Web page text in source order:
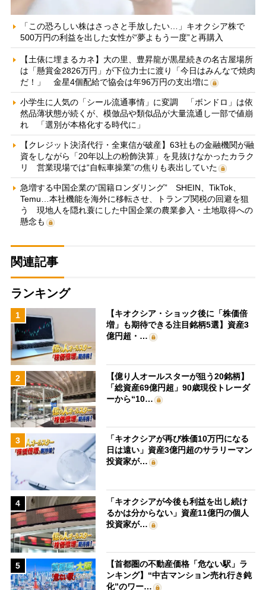
「この恐ろしい株はさっさと手放したい…」キオクシア株で
500万円の利益を出した女性が“夢よもう一度”と再購入
【土俵に埋まるカネ】大の里、豊昇龍が黒星続きの名古屋場所
は「懸賞金2826万円」が下位力士に渡り「今日はみんなで焼肉
だ！」 金星4個配給で協会は年96万円の支出増に
小学生に人気の「シール流通事情」に変調 「ボンドロ」は依
然品薄状態が続くが、模倣品や類似品が大量流通し一部で値崩
れ 「選別が本格化する時代に」
【クレジット決済代行・全東信が破産】63社もの金融機関が融
資をしながら「20年以上の粉飾決算」を見抜けなかったカラク
リ 営業現場では“自転車操業”の焦りも表出していた
急増する中国企業の“国籍ロンダリング” SHEIN、TikTok、
Temu…本社機能を海外に移転させ、トランプ関税の回避を狙
う 現地人を隠れ蓑にした中国企業の農業参入・土地取得への
懸念も
関連記事
ランキング
1
【キオクシア・ショック後に「株価倍
増」も期待できる注目銘柄5選】資産3
億円超・…
2
【億り人オールスターが狙う20銘柄】
「総資産69億円超」90歳現役トレーダ
ーから“10…
3
「キオクシアが再び株価10万円になる
日は遠い」資産3億円超のサラリーマン
投資家が…
4
「キオクシアが今後も利益を出し続け
るかは分からない」資産11億円の個人
投資家が…
5
【首都圏の不動産価格「危ない駅」ラ
ンキング】“中古マンション売れ行き鈍
化”のワー…